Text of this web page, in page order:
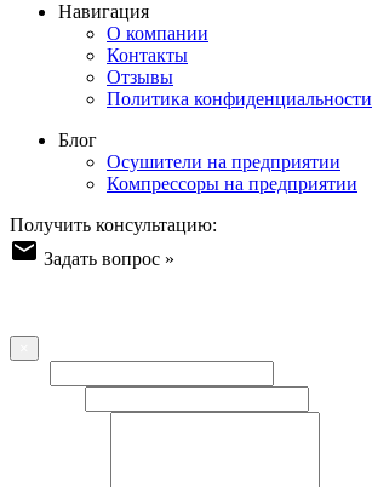
Навигация
О компании
Контакты
Отзывы
Политика конфиденциальности
Блог
Осушители на предприятии
Компрессоры на предприятии
Получить консультацию:
Задать вопрос »